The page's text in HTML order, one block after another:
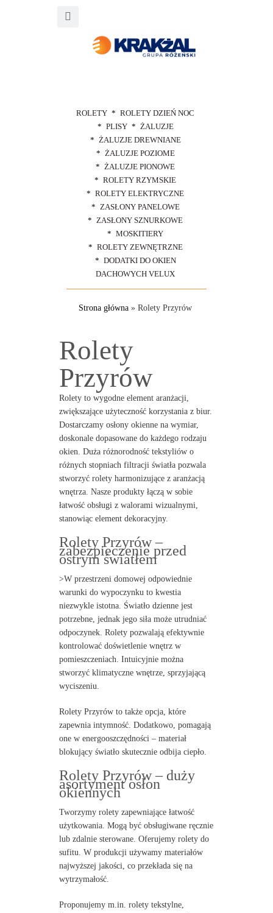
ROLETY
ROLETY DZIEŃ NOC
PLISY
ŻALUZJE
ŻALUZJE DREWNIANE
ŻALUZJE POZIOME
ŻALUZJE PIONOWE
ROLETY RZYMSKIE
ROLETY ELEKTRYCZNE
ZASŁONY PANELOWE
ZASŁONY SZNURKOWE
MOSKITIERY
ROLETY ZEWNĘTRZNE
DODATKI DO OKIEN
DACHOWYCH VELUX
Strona główna » Rolety Przyrów
Rolety
Przyrów
Rolety to wygodne element aranżacji,
zwiększające użyteczność korzystania z biur.
Dostarczamy osłony okienne na wymiar,
doskonale dopasowane do każdego rodzaju
okien. Duża różnorodność tekstyliów o
różnych stopniach filtracji światła pozwala
stworzyć rolety harmonizujące z aranżacją
wnętrza. Nasze produkty łączą w sobie
łatwość obsługi z walorami wizualnymi,
stanowiąc element dekoracyjny.
Rolety Przyrów –
zabezpieczenie przed
ostrym światłem
>W przestrzeni domowej odpowiednie
warunki do wypoczynku to kwestia
niezwykle istotna. Światło dzienne jest
potrzebne, jednak jego siła może utrudniać
odpoczynek. Rolety pozwalają efektywnie
kontrolować doświetlenie wnętrz w
pomieszczeniach. Intuicyjnie można
stworzyć klimatyczne wnętrze, sprzyjającą
wyciszeniu.
Rolety Przyrów to także opcja, które
zapewnia intymność. Dodatkowo, pomagają
one w energooszczędności – materiał
blokujący światło skutecznie odbija ciepło.
Rolety Przyrów – duży
asortyment osłon
okiennych
Tworzymy rolety zapewniające łatwość
użytkowania. Mogą być obsługiwane ręcznie
lub zdalnie sterowane. Oferujemy rolety do
sufitu. W produkcji używamy materiałów
najwyższej jakości, co przekłada się na
wytrzymałość.
Proponujemy m.in. rolety tekstylne,